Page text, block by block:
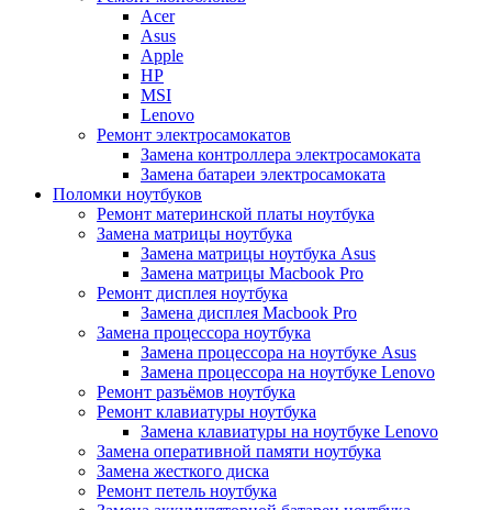
Acer
Asus
Apple
HP
MSI
Lenovo
Ремонт электросамокатов
Замена контроллера электросамоката
Замена батареи электросамоката
Поломки ноутбуков
Ремонт материнской платы ноутбука
Замена матрицы ноутбука
Замена матрицы ноутбука Asus
Замена матрицы Macbook Pro
Ремонт дисплея ноутбука
Замена дисплея Macbook Pro
Замена процессора ноутбука
Замена процессора на ноутбуке Asus
Замена процессора на ноутбуке Lenovo
Ремонт разъёмов ноутбука
Ремонт клавиатуры ноутбука
Замена клавиатуры на ноутбуке Lenovo
Замена оперативной памяти ноутбука
Замена жесткого диска
Ремонт петель ноутбука